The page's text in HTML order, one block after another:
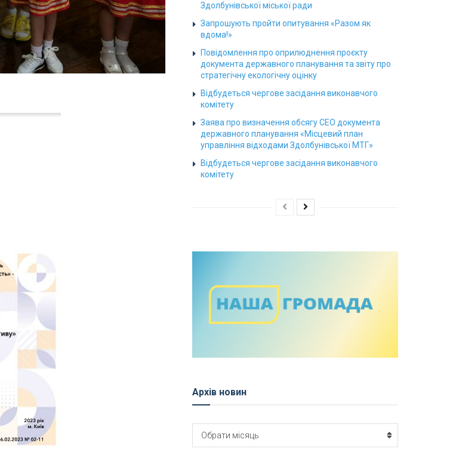
Здолбунівської міської ради
Запрошують пройти опитування «Разом як
вдома!»
Повідомлення про оприлюднення проєкту
документа державного планування та звіту про
стратегічну екологічну оцінку
Відбудеться чергове засідання виконавчого
комітету
Заява про визначення обсягу СЕО документа
державного планування «Місцевий план
управління відходами Здолбунівської МТГ»
Відбудеться чергове засідання виконавчого
комітету
Архів новин
Архів
новин
Обрати місяць